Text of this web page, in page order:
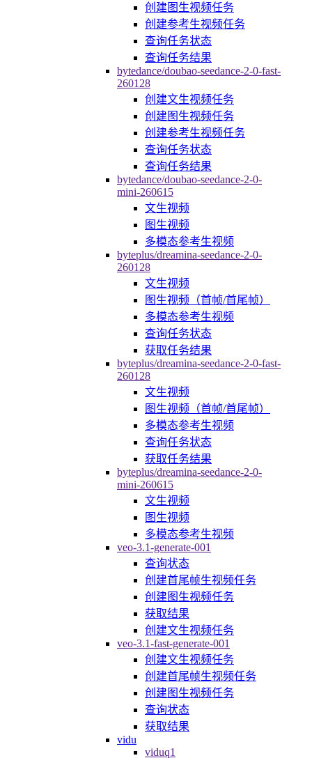
创建图生视频任务
创建参考生视频任务
查询任务状态
查询任务结果
bytedance/doubao-seedance-2-0-fast-
260128
创建文生视频任务
创建图生视频任务
创建参考生视频任务
查询任务状态
查询任务结果
bytedance/doubao-seedance-2-0-
mini-260615
文生视频
图生视频
多模态参考生视频
byteplus/dreamina-seedance-2-0-
260128
文生视频
图生视频（首帧/首尾帧）
多模态参考生视频
查询任务状态
获取任务结果
byteplus/dreamina-seedance-2-0-fast-
260128
文生视频
图生视频（首帧/首尾帧）
多模态参考生视频
查询任务状态
获取任务结果
byteplus/dreamina-seedance-2-0-
mini-260615
文生视频
图生视频
多模态参考生视频
veo-3.1-generate-001
查询状态
创建首尾帧生视频任务
创建图生视频任务
获取结果
创建文生视频任务
veo-3.1-fast-generate-001
创建文生视频任务
创建首尾帧生视频任务
创建图生视频任务
查询状态
获取结果
vidu
viduq1